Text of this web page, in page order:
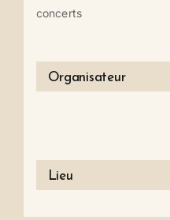
concerts
Organisateur
Lieu